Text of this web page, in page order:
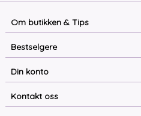
Om butikken & Tips
Bestselgere
Din konto
Kontakt oss